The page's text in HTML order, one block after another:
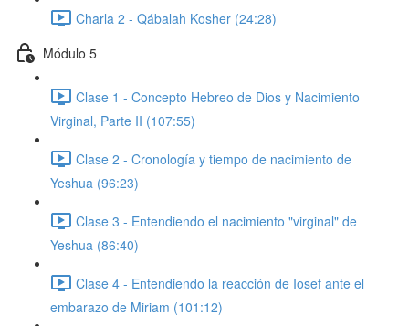
Charla 2 - Qábalah Kosher (24:28)
Módulo 5
Clase 1 - Concepto Hebreo de Dios y Nacimiento
Virginal, Parte II (107:55)
Clase 2 - Cronología y tiempo de nacimiento de
Yeshua (96:23)
Clase 3 - Entendiendo el nacimiento "virginal" de
Yeshua (86:40)
Clase 4 - Entendiendo la reacción de Iosef ante el
embarazo de Miriam (101:12)